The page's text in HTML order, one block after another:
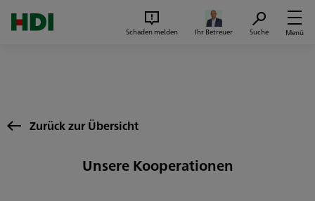
Schaden melden Ihr Betreuer Suche Menü
Zurück zur Übersicht
Unsere Kooperationen